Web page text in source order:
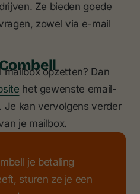
Ze bieden goede
zowel via e-mail
mailbox opzetten? Dan
het gewenste email-
Je kan vervolgens verder
je mailbox.
je betaling
sturen ze je een